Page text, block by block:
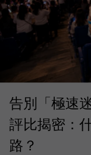
告別「極速
評比揭密：
路？